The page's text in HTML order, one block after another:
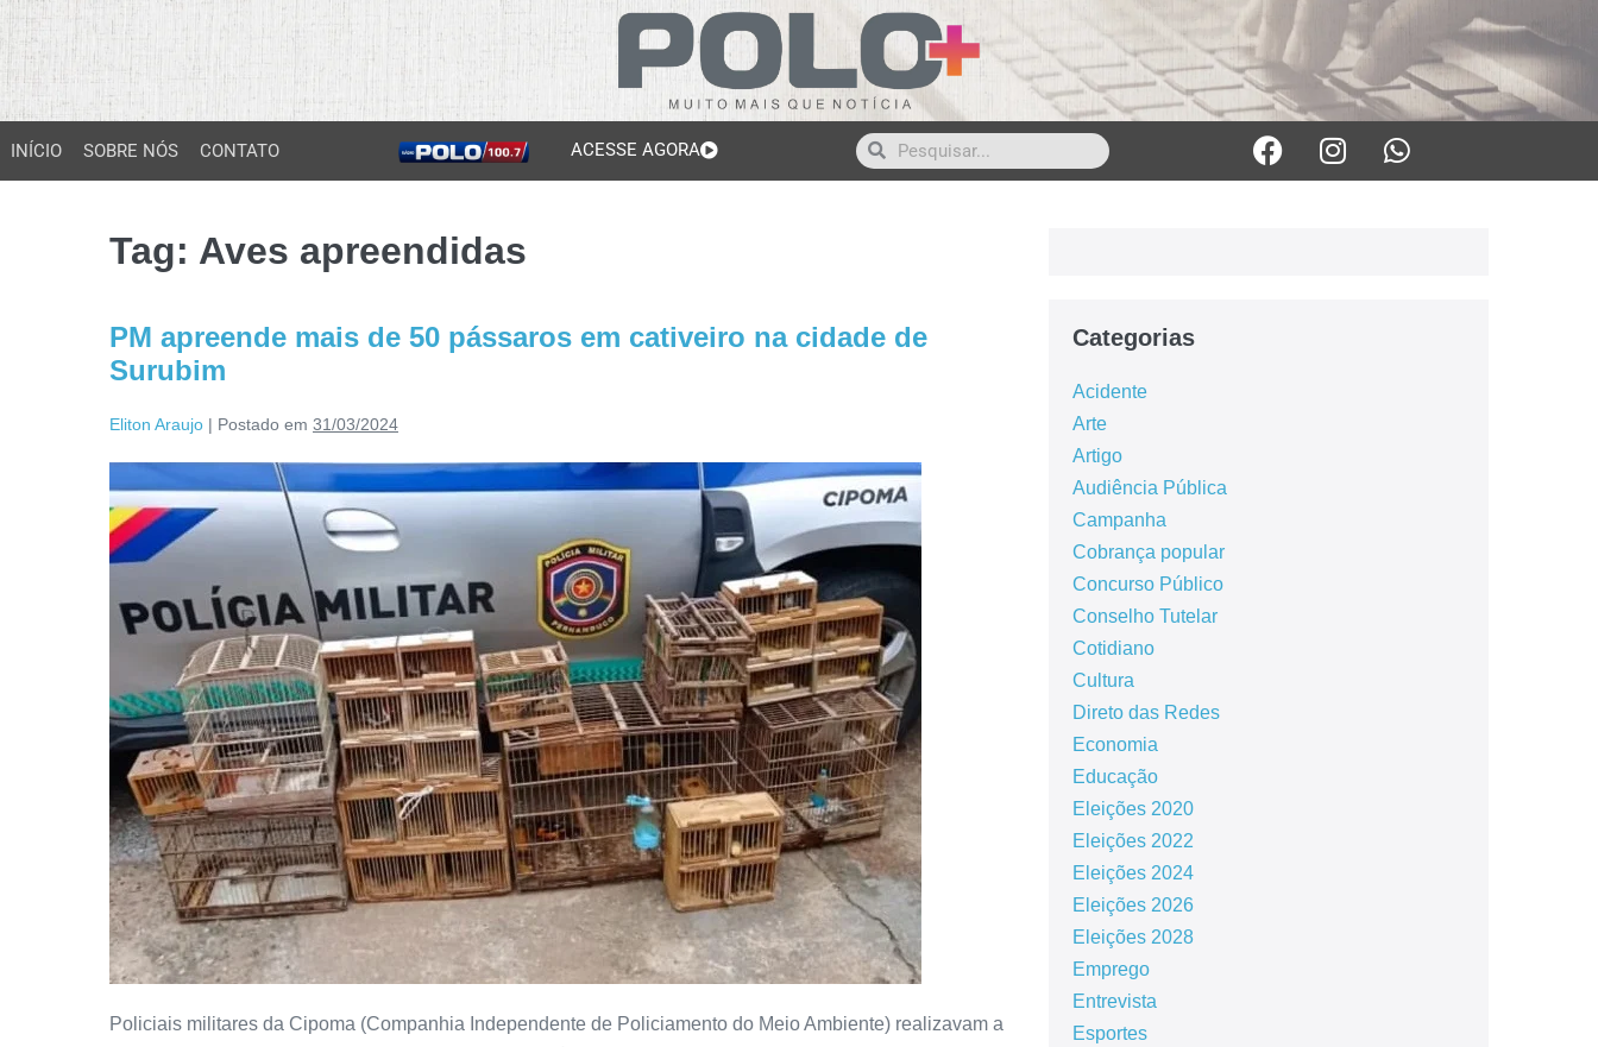
INÍCIO SOBRE NÓS CONTATO ACESSE AGORA
Tag: Aves apreendidas
PM apreende mais de 50 pássaros em cativeiro na cidade de
Surubim
Eliton Araujo | Postado em 31/03/2024
Policiais militares da Cipoma (Companhia Independente de Policiamento do Meio Ambiente) realizavam a
Categorias
Acidente
Arte
Artigo
Audiência Pública
Campanha
Cobrança popular
Concurso Público
Conselho Tutelar
Cotidiano
Cultura
Direto das Redes
Economia
Educação
Eleições 2020
Eleições 2022
Eleições 2024
Eleições 2026
Eleições 2028
Emprego
Entrevista
Esportes